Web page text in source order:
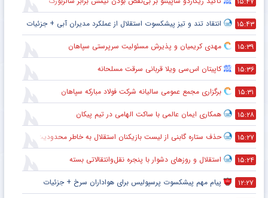
۱۵:۴۳ انتقاد تند و تیز پیشکسوت استقلال از عملکرد مدیران آبی + جزئیات
۱۵:۳۹ مهدی کریمیان و پذیرش مسئولیت سرپرستی سپاهان
۱۵:۳۶ کاپیتان اس‌سی ویلا قربانی سرقت مسلحانه
۱۵:۳۱ برگزاری مجمع عمومی سالیانه شرکت فولاد مبارکه سپاهان
۱۵:۲۸ همکاری ایمان عالمی با ساکت الهامی در تیم پیکان
۱۵:۲۷ حذف ستاره گابنی از لیست بازیکنان استقلال به خاطر محدودیت نقل‌وانتقالاتی
۱۵:۲۴ استقلال و روزهای دشوار با پنجره نقل‌وانتقالاتی بسته
۱۲:۲۷ پیام مهم پیشکسوت پرسپولیس برای هواداران سرخ + جزئیات